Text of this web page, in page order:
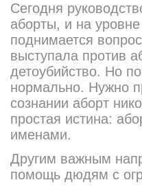
Сегодня
аборты, и на уровне
поднимается
выступала против
детоубийство. Но
нормально. Нужно
сознании аборт
простая истина:
именами.
Другим важным
помощь дюдям с